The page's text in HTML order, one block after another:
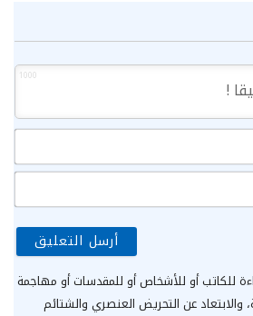
1000
للكاتب أو للأشخاص أو للمقدسات أو مهاجمة
والابتعاد عن التحريض العنصري والشتائم